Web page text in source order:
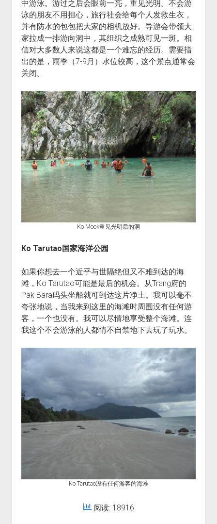
中游泳。游过之后会眼前一亮，重见光明。不会游
泳的朋友不用担心，旅行社会给每个人发救生衣，
并有防水的包包把大家的相机放好。导游会带领大
家拉成一排游向洞中，其组织之成熟可见一斑。相
信对大多数人来说这都是一个难忘的经历。需要指
出的是，雨季（7-9月）水位较高，这个景点通常会
关闭。
Ko Mook重见光明后的洞
Ko Tarutao 国家海洋公园
如果你想去一个近乎与世隔绝但又不难到达的海
滩，Ko Tarutao可能是最后的机会。从Trang府的
Pak Bara码头坐船就可到达这片净土。我可以毫不
夸张地说，当我来到这里的海滩时周围没有任何游
客，一个也没有。我可以尽情地享受整个海滩。连
我这个不会游泳的人都情不自禁地下去玩了玩水。
Ko Tarutao没有任何游客的海滩
阅读: 18916